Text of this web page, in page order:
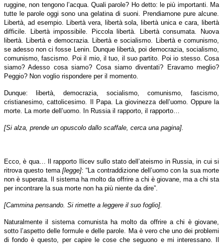
ruggine, non tengono l’acqua. Quali parole? Ho detto: le più importanti. Ma
tutte le parole oggi sono una gelatina di suoni. Prendiamone pure alcune.
Libertà, ad esempio. Libertà vera, libertà sola, libertà unica e cara, libertà
difficile. Libertà impossibile. Piccola libertà. Libertà consumata. Nuova
libertà. Libertà e democrazia. Libertà e socialismo. Libertà e comunismo,
se adesso non ci fosse Lenin. Dunque libertà, poi democrazia, socialismo,
comunismo, fascismo. Poi il mio, il tuo, il suo partito. Poi io stesso. Cosa
siamo? Adesso cosa siamo? Cosa siamo diventati? Eravamo meglio?
Peggio? Non voglio rispondere per il momento.
Dunque: libertà, democrazia, socialismo, comunismo, fascismo,
cristianesimo, cattolicesimo. Il Papa. La giovinezza dell’uomo. Oppure la
morte. La morte dell’uomo. In Russia il rapporto, il rapporto…
[Si alza, prende un opuscolo dallo scaffale, cerca una pagina].
Ecco, è qua… Il rapporto Ilicev sullo stato dell’ateismo in Russia, in cui si
ritrova questo tema [legge]: “La contraddizione dell’uomo con la sua morte
non è superata. Il sistema ha molto da offrire a chi è giovane, ma a chi sta
per incontrare la sua morte non ha più niente da dire”.
[Cammina pensando. Si rimette a leggere il suo foglio].
Naturalmente il sistema comunista ha molto da offrire a chi è giovane,
sotto l’aspetto delle formule e delle parole. Ma è vero che uno dei problemi
di fondo è questo, per capire le cose che seguono e mi interessano. Il